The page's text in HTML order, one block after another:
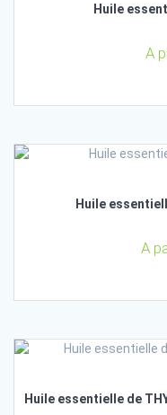
Huile
A
Huile
A
Huile essentielle de